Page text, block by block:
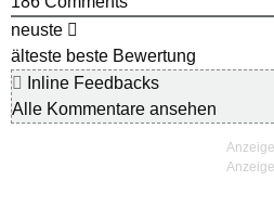
neuste
älteste beste Bewertung
Inline Feedbacks
Alle Kommentare ansehen